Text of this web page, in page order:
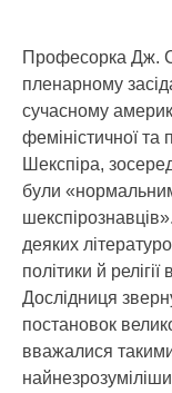
Професорка Дж.
пленарному
сучасному
феміністичної та
Шекспіра,
були
деяких
політики й
Дослідниця
постановок
вважалися